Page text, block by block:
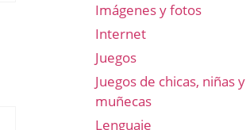
Imágenes y fotos
Internet
Juegos
Juegos de chicas, niñas y
muñecas
Lenguaje